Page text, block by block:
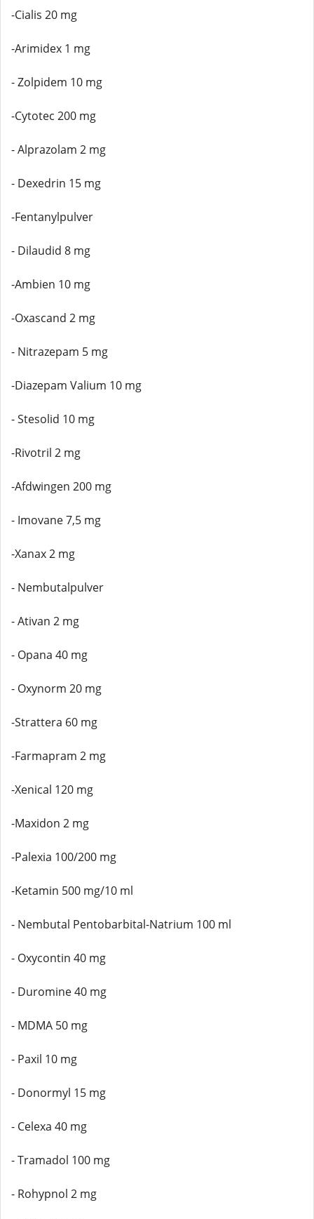
-Cialis 20 mg
-Arimidex 1 mg
- Zolpidem 10 mg
-Cytotec 200 mg
- Alprazolam 2 mg
- Dexedrin 15 mg
-Fentanylpulver
- Dilaudid 8 mg
-Ambien 10 mg
-Oxascand 2 mg
- Nitrazepam 5 mg
-Diazepam Valium 10 mg
- Stesolid 10 mg
-Rivotril 2 mg
-Afdwingen 200 mg
- Imovane 7,5 mg
-Xanax 2 mg
- Nembutalpulver
- Ativan 2 mg
- Opana 40 mg
- Oxynorm 20 mg
-Strattera 60 mg
-Farmapram 2 mg
-Xenical 120 mg
-Maxidon 2 mg
-Palexia 100/200 mg
-Ketamin 500 mg/10 ml
- Nembutal Pentobarbital-Natrium 100 ml
- Oxycontin 40 mg
- Duromine 40 mg
- MDMA 50 mg
- Paxil 10 mg
- Donormyl 15 mg
- Celexa 40 mg
- Tramadol 100 mg
- Rohypnol 2 mg